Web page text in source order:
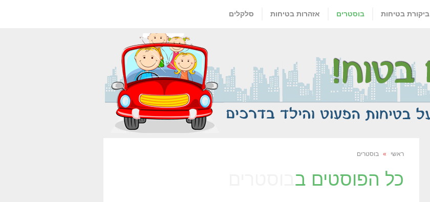
ביקורת בטיחות בוסטרים אזהרות בטיחות סלקלים
ראשי » בוסטרים
כל הפוסטים ב